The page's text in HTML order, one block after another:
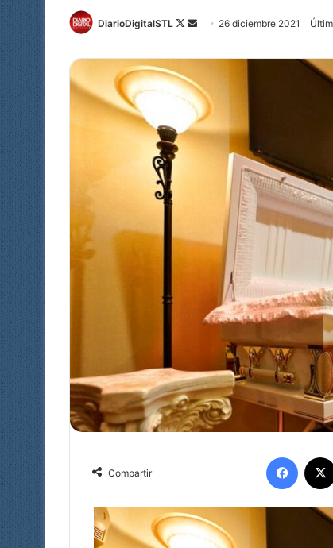
DiarioDigitalSTL
Follow
X
Send
email
26 diciembre 2021
Compartir